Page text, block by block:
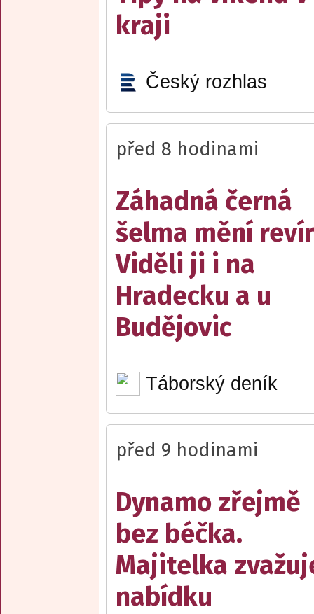
kraji
Český rozhlas
před 8 hodinami
Záhadná černá
šelma mění
Viděli ji i na
Hradecku a u
Budějovic
Táborský deník
před 9 hodinami
Dynamo zřejmě
bez béčka.
Majitelka
nabídku